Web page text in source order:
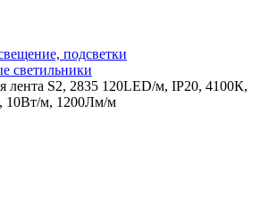
подсветки
светильники
лента S2, 2835 120LED/м, IP20, 4100К,
10Вт/м, 1200Лм/м